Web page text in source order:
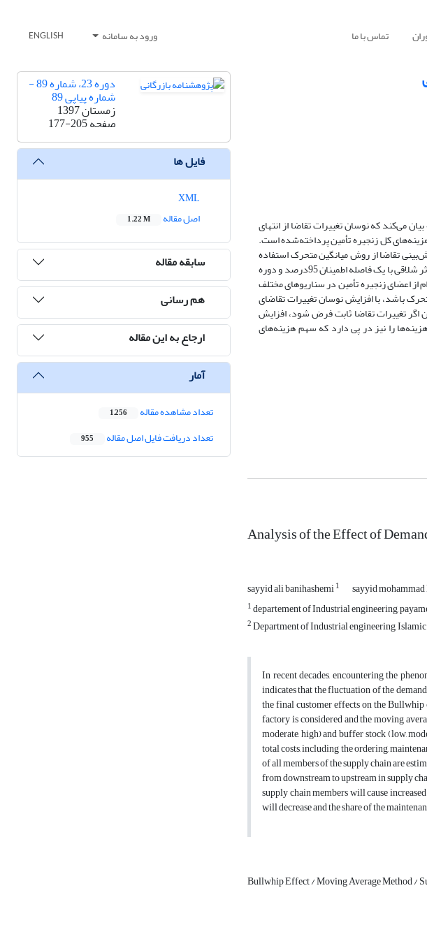
تماس با ما ورود به سامانه ENGLISH
می‌کند که نوسان تغییرات تقاضا از انتهای
کل زنجیره تأمین پرداخته‌شده است.
تقاضا از روش میانگین متحرک استفاده
گردید. در ادامه، نه سناریوی مختلف شامل تغییرات تقاضا (کم، متوسط، زیاد) و ذخیره احتیاطی (کم، متوسط، زیاد) در نظر گرفته شد و اثر شلاقی با یک فاصله اطمینان 95درصد و دوره
اعضای زنجیره تأمین در سناریوهای مختلف
باشد، با افزایش نوسان تغییرات تقاضای
اگر تغییرات تقاضا ثابت فرض شود، افزایش
را نیز در پی دارد که سهم هزینه‌های
Analysis of the Effect of
sayyid ali banihashemi1 sayyid
1departement of Industrial engineering,
2Department of Industrial engineering,
In recent decades, encountering the
indicates that the fluctuation of the
the final customer effects on the
factory is considered and the moving
moderate, high) and buffer stock (low,
total costs, including the ordering,
of all members of the supply chain are
from downstream to upstream in supply
supply chain members will cause
will decrease and the share of the
Bullwhip Effect / Moving Average Method /
دوره 23، شماره 89 -
شماره پیاپی 89
زمستان 1397
صفحه177-205
فایل ها
اصل مقاله
1.22 M
سابقه مقاله
هم رسانی
ارجاع به این مقاله
آمار
تعداد مشاهده مقاله 1,256
تعداد دریافت فایل اصل مقاله 955